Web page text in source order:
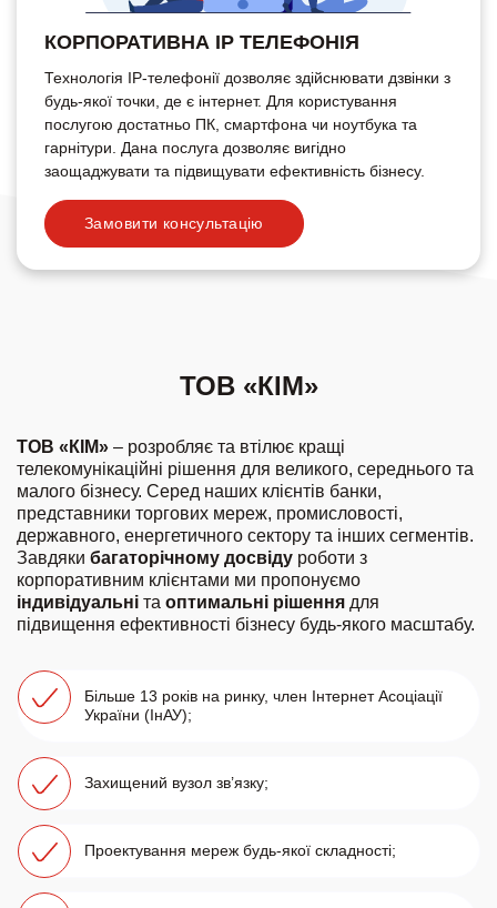
КОРПОРАТИВНА IP ТЕЛЕФОНІЯ
Технологія ІР-телефонії дозволяє здійснювати дзвінки з
будь-якої точки, де є інтернет. Для користування
послугою достатньо ПК, смартфона чи ноутбука та
гарнітури. Дана послуга дозволяє вигідно
заощаджувати та підвищувати ефективність бізнесу.
Замовити консультацію
ТОВ «КІМ»
ТОВ «КІМ» – розробляє та втілює кращі
телекомунікаційні рішення для великого, середнього та
малого бізнесу. Серед наших клієнтів банки,
представники торгових мереж, промисловості,
державного, енергетичного сектору та інших сегментів.
Завдяки багаторічному досвіду роботи з
корпоративним клієнтами ми пропонуємо
індивідуальні та оптимальні рішення для
підвищення ефективності бізнесу будь-якого масштабу.
Більше 13 років на ринку, член Інтернет Асоціації
України (ІнАУ);
Захищений вузол зв’язку;
Проектування мереж будь-якої складності;